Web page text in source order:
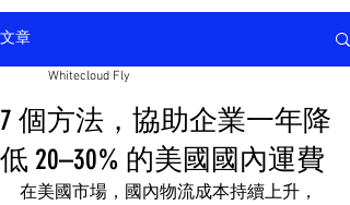
文章
7 個方法，協助企業一年降
低 20–30% 的美國國內運費
Whitecloud Fly
在美國市場，國內物流成本持續上升，